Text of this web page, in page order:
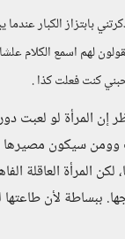
بابتزاز الكبار
لهم اسمع الكلام
كنت فعلت كذا .
إن المرأة لو لعبت
وومن سيكون مصيرها
لكن المرأة العاقلة
ببساطة لأن